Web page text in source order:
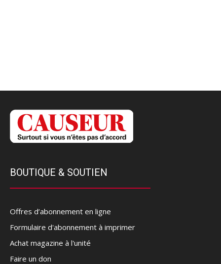
BOUTIQUE & SOUTIEN
Offres d’abonnement en ligne
Formulaire d'abonnement à imprimer
Achat magazine à l'unité
Faire un don